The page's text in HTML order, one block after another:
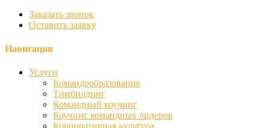
Заказать звонок
Оставить заявку
Навигация
Услуги
Командообразование
Тимбилдинг
Командный коучинг
Коучинг командных лидеров
Корпоративная культура